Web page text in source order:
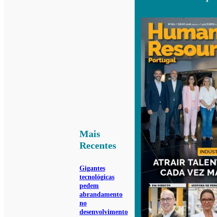
Mais
Recentes
Gigantes
tecnológicas
pedem
abrandamento
no
desenvolvimento